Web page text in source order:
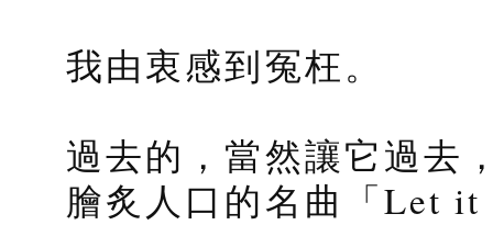
我由衷感到冤枉。
過去的，當然讓它過去
膾炙人口的名曲「Let